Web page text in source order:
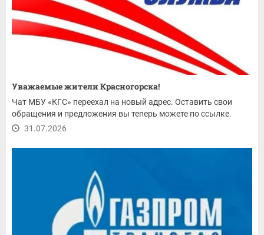
Уважаемые жители Красногорска!
Чат МБУ «КГС» переехал на новый адрес. Оставить свои
обращения и предложения вы теперь можете по ссылке.
31.07.2026